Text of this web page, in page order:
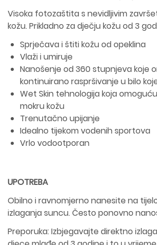
Visoka fotozaštita s nevidljivim
kožu. Prikladno za dječju kožu od 3
Sprječava i štiti kožu od opeklina
Vlaži i umiruje
Nanošenje od 360 stupnjeva koje
kontinuirano raspršivanje u bilo
Wet Skin tehnologija koja
mokru kožu
Trenutačno upijanje
Idealno tijekom vodenih sportova
Vrlo vodootporan
UPOTREBA
Obilno i ravnomjerno nanesite na
izlaganja suncu. Često ponovno
Preporuka: Izbjegavajte direktno